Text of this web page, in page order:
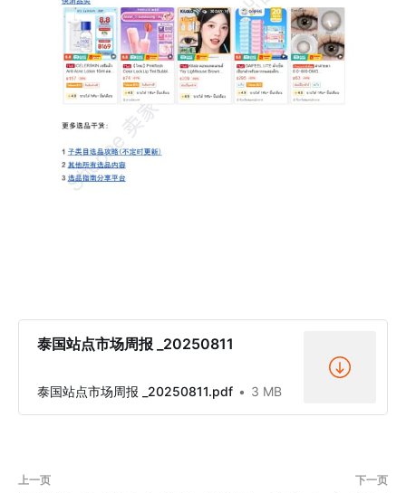
泰国站点市场周报 _20250811
泰国站点市场周报 _20250811.pdf 3 MB
上一页 下一页